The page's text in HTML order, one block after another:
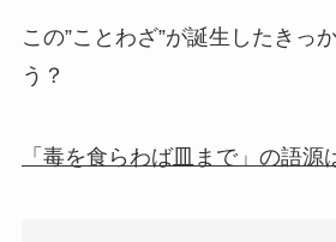
この”ことわざ”が誕生したきっ
う？
「毒を食らわば皿まで」の語源